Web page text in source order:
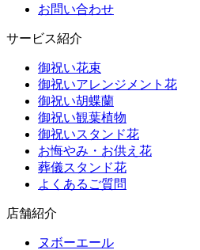
お問い合わせ
サービス紹介
御祝い花束
御祝いアレンジメント花
御祝い胡蝶蘭
御祝い観葉植物
御祝いスタンド花
お悔やみ・お供え花
葬儀スタンド花
よくあるご質問
店舗紹介
ヌボーエール